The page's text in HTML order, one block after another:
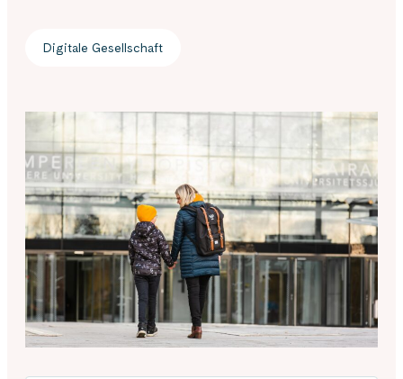
Digitale Gesellschaft